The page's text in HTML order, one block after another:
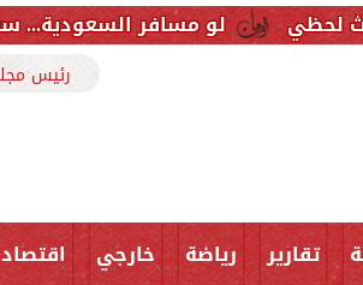
مسافر السعودية... سعر الريال السعودي اليوم
رئيس
تقارير رياضة خارجي اقتصاد